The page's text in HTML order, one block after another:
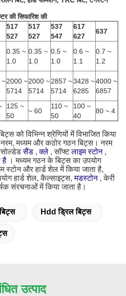
की सिफारिश की
517
527
517
527
537
547
617
627
637
0.35 ~
1.0
0.35 ~
1.0
0.5 ~
1.0
0.6 ~
1.1
0.7 ~
1.2
~2000 ~
5714
2000 ~
5714
2857 ~
5714
3428 ~
6285
4000 ~
6857
125 ~
50
~ 60
110 ~
50
100 ~
40
80 ~ 4
को विभिन्न श्रेणियों में विभाजित किया
मध्यम और कठोर गठन बिट्स। नरम
सैंड ,क्ले , सॉफ्टलाइम स्टोन,
है । मध्यम गठन के बिट्स का उपयोग
स्टोन और हार्ड शेल में किया जाता है,
हार्ड शेल, कैल्साइट्स,मडस्टोन, केरी
संरचनाओं में किया जाता है।
Hdd ड्रिल बिट्स
उत्पाद